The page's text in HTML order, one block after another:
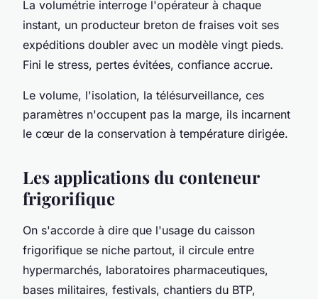
La volumétrie interroge l'opérateur à chaque
instant, un producteur breton de fraises voit ses
expéditions doubler avec un modèle vingt pieds.
Fini le stress, pertes évitées, confiance accrue.
Le volume, l'isolation, la télésurveillance, ces
paramètres n'occupent pas la marge, ils incarnent
le cœur de la conservation à température dirigée.
Les applications du conteneur
frigorifique
On s'accorde à dire que l'usage du caisson
frigorifique se niche partout, il circule entre
hypermarchés, laboratoires pharmaceutiques,
bases militaires, festivals, chantiers du BTP,